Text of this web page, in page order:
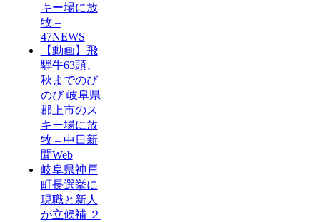
キー場に放
牧 –
47NEWS
【動画】飛
騨牛63頭、
秋までのび
のび 岐阜県
郡上市のス
キー場に放
牧 – 中日新
聞Web
岐阜県神戸
町長選挙に
現職と新人
が立候補 ２